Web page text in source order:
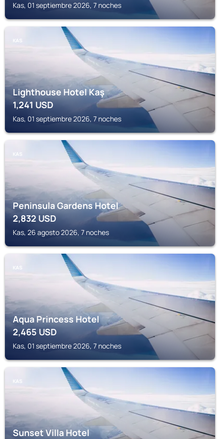
Kas, 01 septiembre 2026, 7 noches
KAS
Lighthouse Hotel Kaş
1,241USD
Kas, 01 septiembre 2026, 7 noches
KAS
Peninsula Gardens Hotel
2,832USD
Kas, 26 agosto 2026, 7 noches
KAS
Aqua Princess Hotel
2,465 USD
Kas, 01 septiembre 2026, 7 noches
KAS
Sunset Villa Hotel